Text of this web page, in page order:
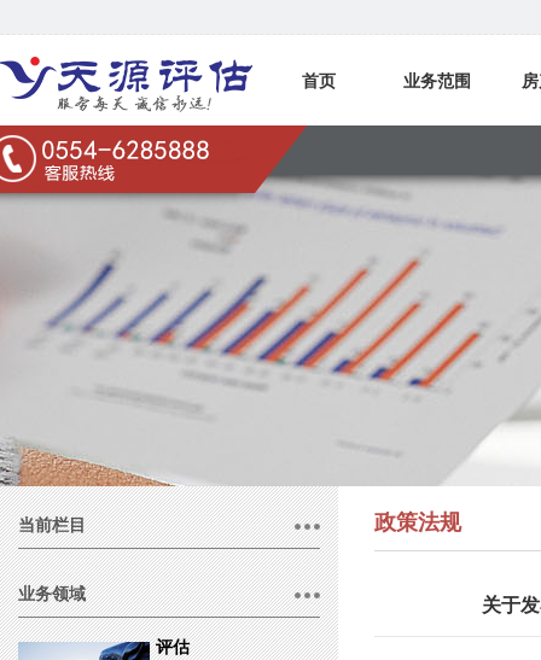
首页 业务范围
联系我们
当前栏目
业务领域
评估
政策法规
关于